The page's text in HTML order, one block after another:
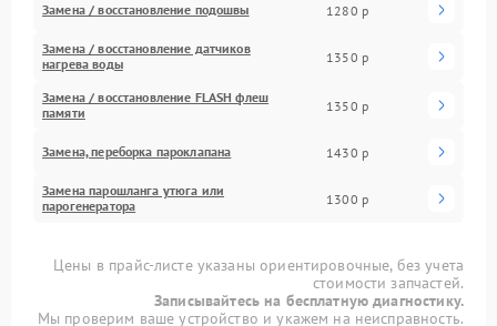
Замена / восстановление подошвы 1280 р
Замена / восстановление датчиков
нагрева воды
1350 р
Замена / восстановление FLASH флеш
памяти
1350 р
Замена, переборка пароклапана 1430 р
Замена парошланга утюга или
парогенератора
1300 р
Цены в прайс-листе указаны ориентировочные, без учета
стоимости запчастей.
Записывайтесь на бесплатную диагностику.
Мы проверим ваше устройство и укажем на неисправность.